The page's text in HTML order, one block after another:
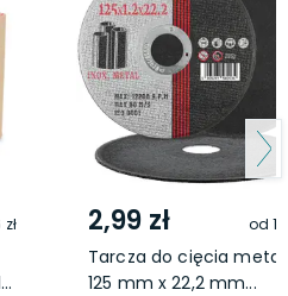
2,99 zł od
Tarcza do cięcia
125 mm x 22,2 mm...